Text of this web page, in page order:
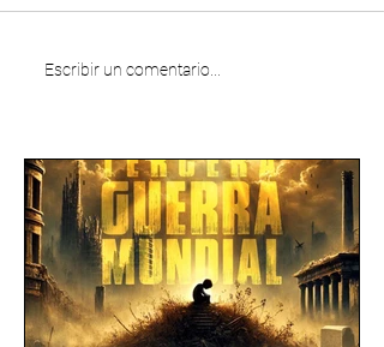
Escribir un comentario...